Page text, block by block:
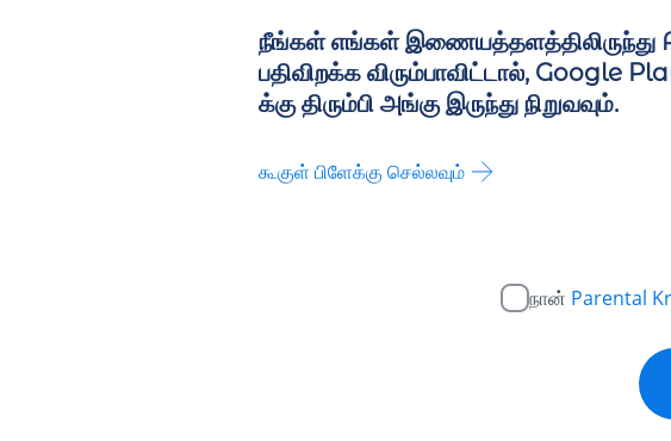
நீங்கள் எங்கள் இணையத்தளத்திலிருந்து
பதிவிறக்க விரும்பாவிட்டால், Google
க்கு திரும்பி அங்கு இருந்து நிறுவவும்.
கூகுள் பிளேக்கு செல்லவும்
நான் Parental